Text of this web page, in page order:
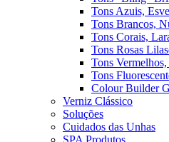
Tons Azuis,
Tons Brancos,
Tons Corais,
Tons Rosas
Tons
Tons
Colour Builder
Verniz Clássico
Soluções
Cuidados das Unhas
SPA Produtos